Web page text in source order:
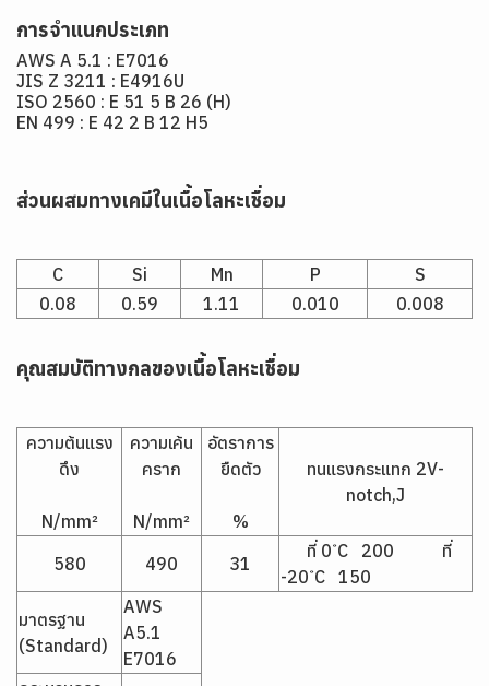
การจำแนกประเภท
AWS A 5.1 : E7016
JIS Z 3211 : E4916U
ISO 2560 : E 51 5 B 26 (H)
EN 499 : E 42 2 B 12 H5
ส่วนผสมทางเคมีในเนื้อโลหะเชื่อม
C Si Mn P
S
0.08
0.59 1.11 0.010 0.008
คุณสมบัติทางกลของเนื้อโลหะเชื่อม
ความต้นแรง
ดึง
N/mm²
ความเค้น
คราก
N/mm²
อัตราการ
ยืดตัว
%
ทนแรงกระแทก 2V-
notch,J
580 490 31
ที่ 0 ํC 200 ที่
-20 ํC 150
มาตรฐาน
(Standard)
AWS
A5.1
E7016